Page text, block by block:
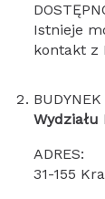
Istnieje
kontakt z
ADRES:
31-155